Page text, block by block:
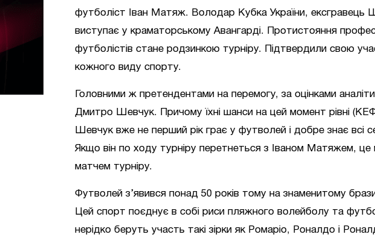
футболіст Іван Матяж. Володар Кубка України, ексгравець
виступає у краматорському Авангарді. Протистояння
футболістів стане родзинкою турніру. Підтвердили свою
кожного виду спорту.
Головними ж претендентами на перемогу, за оцінками
Дмитро Шевчук. Причому їхні шанси на цей момент рівні
Шевчук вже не перший рік грає у футволей і добре знає всі
Якщо він по ходу турніру перетнеться з Іваном Матяжем, це
матчем турніру.
Футволей з’явився понад 50 років тому на знаменитому
Цей спорт поєднує в собі риси пляжного волейболу та
нерідко беруть участь такі зірки як Ромаріо, Роналдо і